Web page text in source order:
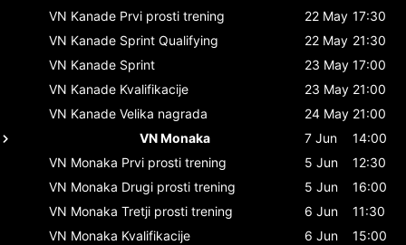
VN Kanade Prvi prosti trening 22 May 17:30
VN Kanade Sprint Qualifying 22 May 21:30
VN Kanade Sprint 23 May 17:00
VN Kanade Kvalifikacije 23 May 21:00
VN Kanade Velika nagrada 24 May 21:00
VN Monaka
7 Jun
14:00
VN Monaka Prvi prosti trening 5 Jun
12:30
VN Monaka Drugi prosti trening 5 Jun
16:00
VN Monaka Tretji prosti trening 6 Jun
11:30
VN Monaka Kvalifikacije 6 Jun
15:00